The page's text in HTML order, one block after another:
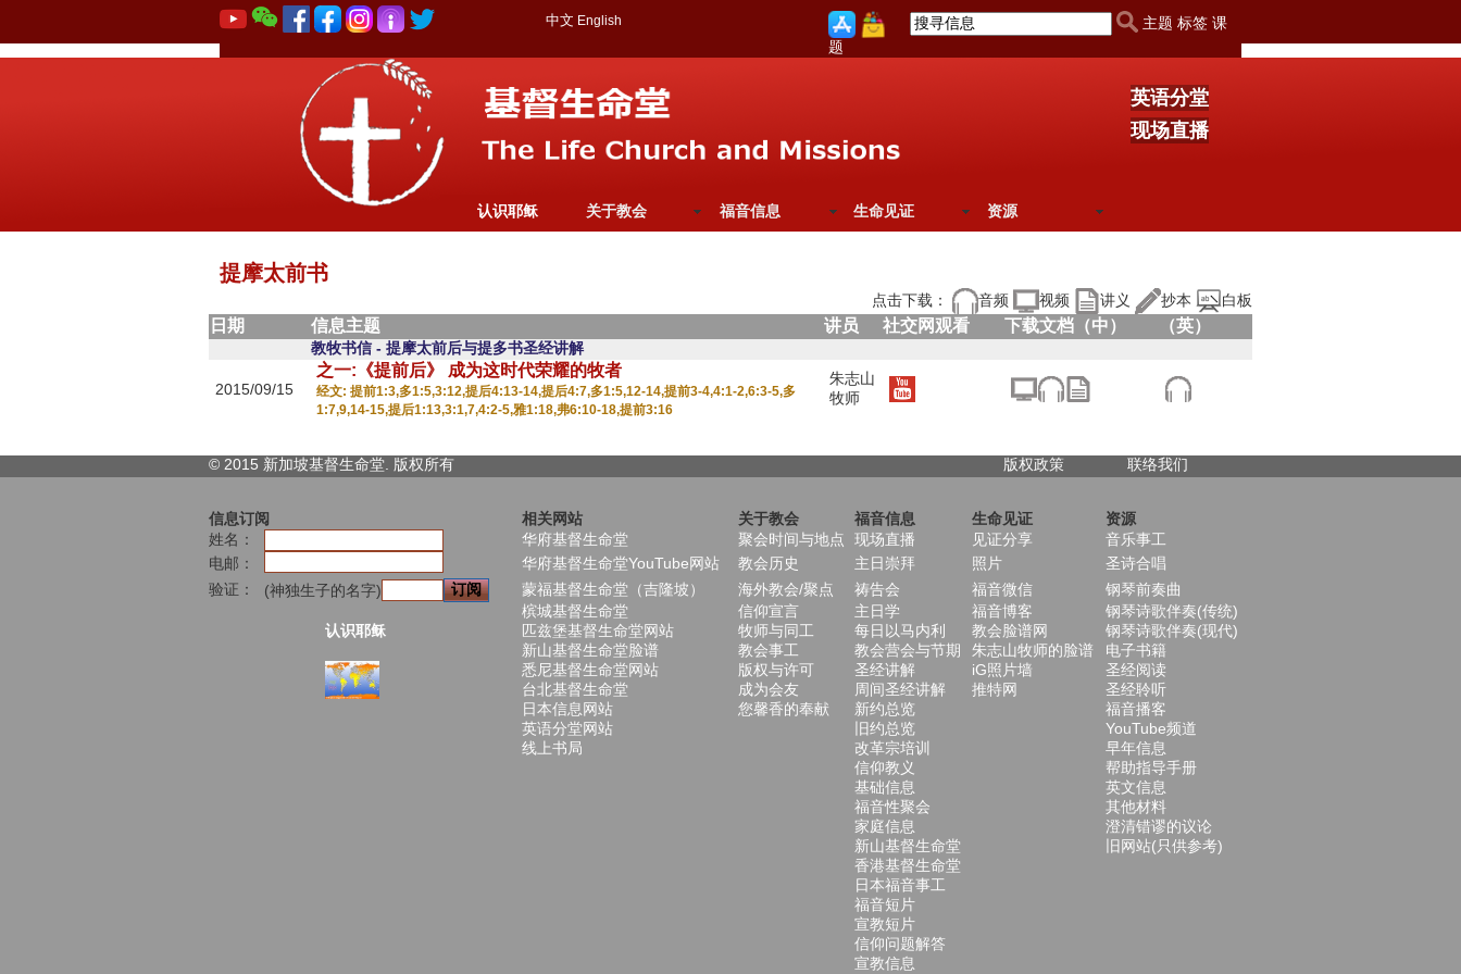
中文 English
主题 标签 课
题
英语分堂
现场直播
认识耶稣 关于教会 福音信息 生命见证 资源
提摩太前书
点击下载： 音频 视频 讲义 抄本 白板
日期 信息主题 讲员 社交网观看 下载文档（中） （英）
教牧书信 - 提摩太前后与提多书圣经讲解
2015/09/15
之一:《提前后》 成为这时代荣耀的牧者
经文: 提前1:3,多1:5,3:12,提后4:13-14,提后4:7,多1:5,12-14,提前3-4,4:1-2,6:3-5,多
1:7,9,14-15,提后1:13,3:1,7,4:2-5,雅1:18,弗6:10-18,提前3:16
朱志山
牧师
© 2015 新加坡基督生命堂. 版权所有 版权政策 联络我们
信息订阅 相关网站 关于教会 福音信息 生命见证
资源
姓名：
华府基督生命堂 聚会时间与地点 现场直播 见证分享
音乐事工
电邮：
华府基督生命堂YouTube网站 教会历史 主日崇拜 照片
圣诗合唱
验证：
(神独生子的名字) 蒙福基督生命堂（吉隆坡） 海外教会/聚点 祷告会 福音微信
钢琴前奏曲
槟城基督生命堂
信仰宣言 主日学 福音博客
钢琴诗歌伴奏(传统)
认识耶稣
匹兹堡基督生命堂网站 牧师与同工 每日以马内利 教会脸谱网
钢琴诗歌伴奏(现代)
新山基督生命堂脸谱
教会事工 教会营会与节期 朱志山牧师的脸谱
电子书籍
悉尼基督生命堂网站
版权与许可 圣经讲解 iG照片墙
圣经阅读
台北基督生命堂
成为会友 周间圣经讲解 推特网
圣经聆听
日本信息网站
您馨香的奉献 新约总览
福音播客
英语分堂网站
旧约总览
YouTube频道
线上书局
改革宗培训
早年信息
信仰教义
帮助指导手册
基础信息
英文信息
福音性聚会
其他材料
家庭信息
澄清错谬的议论
新山基督生命堂
旧网站(只供参考)
香港基督生命堂
日本福音事工
福音短片
宣教短片
信仰问题解答
宣教信息